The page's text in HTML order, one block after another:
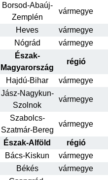
Borsod-Abaúj-
Zemplén
vármegye
Heves vármegye
Nógrád
vármegye
Észak-
Magyarország
régió
Hajdú-Bihar vármegye
Jász-Nagykun-
Szolnok
vármegye
Szabolcs-
Szatmár-Bereg
vármegye
Észak-Alföld régió
Bács-Kiskun
vármegye
Békés
vármegye